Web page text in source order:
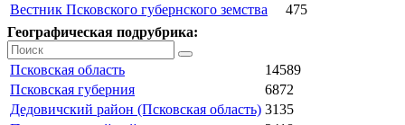
Вестник Псковского губернского земства
475
Географическая подрубрика:
Псковская область
14589
Псковская губерния
6872
Дедовичский район (Псковская область) 3135